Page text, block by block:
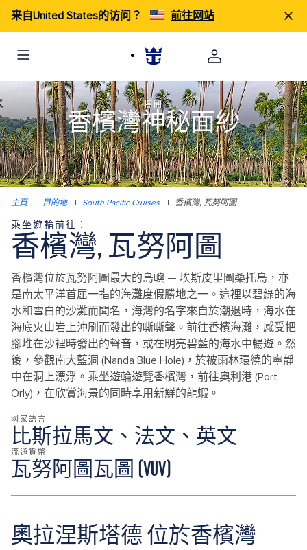
来自United States的访问？ 前往网站
揭開
香檳灣神秘面紗
主頁 | 目的地 | South Pacific Cruises | 香檳灣, 瓦努阿圖
乘坐遊輪前往：
香檳灣, 瓦努阿圖
香檳灣位於瓦努阿圖最大的島嶼 — 埃斯皮里圖桑托島，亦
是南太平洋首屈一指的海灘度假勝地之一。這裡以碧綠的海
水和雪白的沙灘而聞名，海灣的名字來自於潮退時，海水在
海底火山岩上沖刷而發出的嘶嘶聲。前往香檳海灘，感受把
腳堆在沙裡時發出的聲音，或在明亮碧藍的海水中暢遊。然
後，參觀南大藍洞 (Nanda Blue Hole)，於被雨林環繞的寧靜
中在洞上漂浮。乘坐遊輪遊覽香檳灣，前往奧利港 (Port
Orly)，在欣賞海景的同時享用新鮮的龍蝦。
國家語言
比斯拉馬文、法文、英文
流通貨幣
瓦努阿圖瓦圖 (VUV)
奧拉涅斯塔德 位於香檳灣